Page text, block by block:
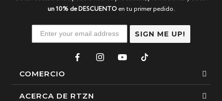
un 10% de DESCUENTOen tu primer pedido.
SIGN ME UP!
COMERCIO
Esposas
ACERCA DE RTZN